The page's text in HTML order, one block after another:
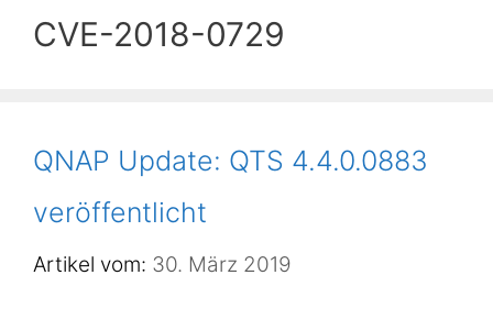
CVE-2018-0729
QNAP Update: QTS 4.4.0.0883
veröffentlicht
30. März 2019